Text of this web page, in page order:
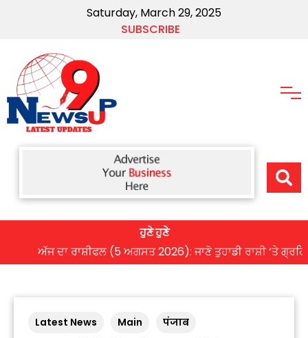
Saturday, March 29, 2025
SUBSCRIBE
ਹੁਣੇ ਹੁਣੇ
ਦਾ ਰਾਸ਼ੀਫਲ (5 ਅਗਸਤ 2026): ਜਾਣੋ ਤੁਹਾਡੀ ਰਾਸ਼ੀ ‘ਤੇ ਗ੍ਰਹਿਆਂ ਦੀ
Latest News Main पंजाब